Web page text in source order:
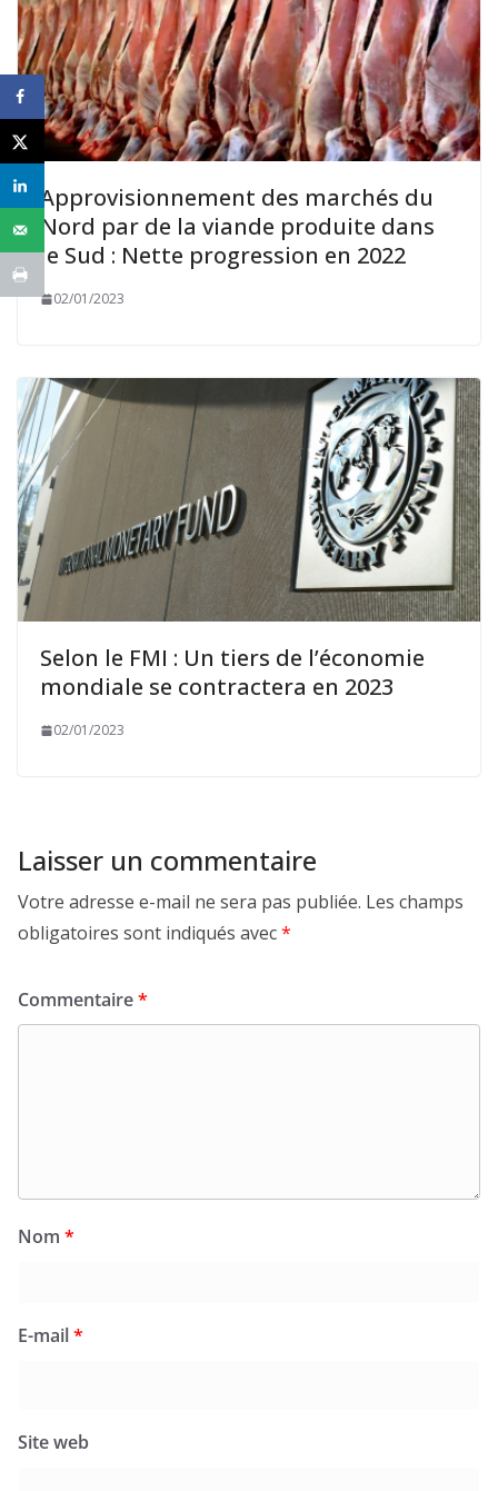
Approvisionnement des marchés du
Nord par de la viande produite dans
le Sud : Nette progression en 2022
02/01/2023
Selon le FMI : Un tiers de l’économie
mondiale se contractera en 2023
02/01/2023
Laisser un commentaire
Votre adresse e-mail ne sera pas publiée. Les champs
obligatoires sont indiqués avec*
Commentaire*
Nom *
E-mail*
Site web